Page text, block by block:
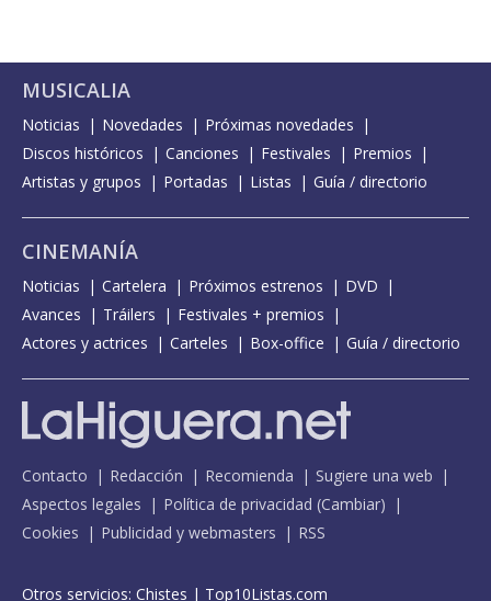
MUSICALIA
Noticias Novedades
Próximas novedades
Discos históricos
Canciones Festivales
Premios
Artistas y grupos
Portadas Listas Guía / directorio
CINEMANÍA
Noticias Cartelera Próximos estrenos
DVD
Avances
Tráilers
Festivales + premios
Actores y actrices
Carteles Box-office Guía / directorio
Contacto Redacción Recomienda
Sugiere una web
Aspectos legales
Política de privacidad (Cambiar)
Cookies
Publicidad y webmasters RSS
Otros servicios: Chistes | Top10Listas.com